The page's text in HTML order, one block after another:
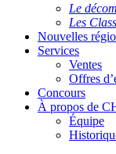
Le
Les
Nouvelles
Services
Ventes
Offres
Concours
À propos de
Équipe